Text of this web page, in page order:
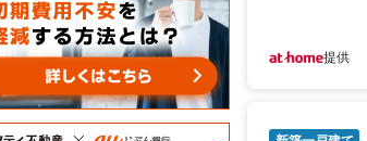
提供